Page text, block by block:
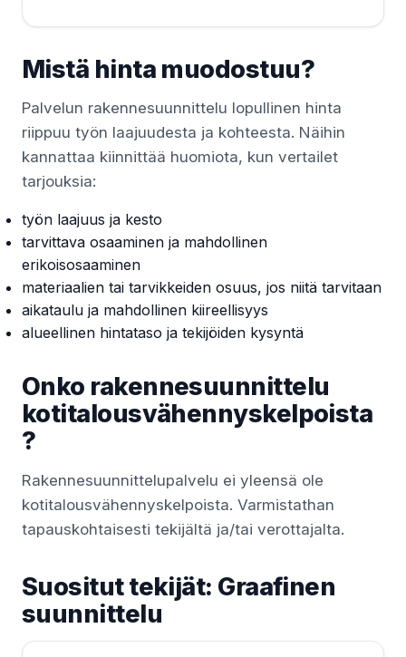
Mistä hinta muodostuu?
Palvelun rakennesuunnittelu lopullinen hinta
riippuu työn laajuudesta ja kohteesta. Näihin
kannattaa kiinnittää huomiota, kun vertailet
tarjouksia:
työn laajuus ja kesto
tarvittava osaaminen ja mahdollinen
erikoisosaaminen
materiaalien tai tarvikkeiden osuus, jos niitä tarvitaan
aikataulu ja mahdollinen kiireellisyys
alueellinen hintataso ja tekijöiden kysyntä
Onko rakennesuunnittelu
kotitalousvähennyskelpoista
?
Rakennesuunnittelupalvelu ei yleensä ole
kotitalousvähennyskelpoista. Varmistathan
tapauskohtaisesti tekijältä ja/tai verottajalta.
Suositut tekijät: Graafinen
suunnittelu